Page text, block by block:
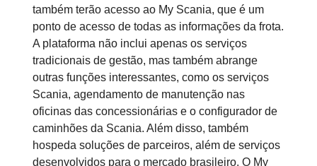
também terão acesso ao My Scania, que é um
ponto de acesso de todas as informações da frota.
A plataforma não inclui apenas os serviços
tradicionais de gestão, mas também abrange
outras funções interessantes, como os serviços
Scania, agendamento de manutenção nas
oficinas das concessionárias e o configurador de
caminhões da Scania. Além disso, também
hospeda soluções de parceiros, além de serviços
desenvolvidos para o mercado brasileiro. O My